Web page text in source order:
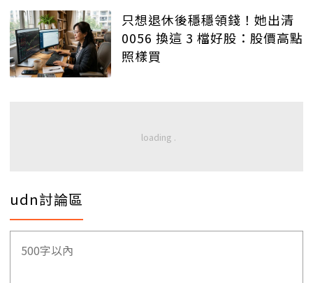
只想退休後穩穩領錢！她出清
0056 換這 3 檔好股：股價高點
照樣買
udn討論區